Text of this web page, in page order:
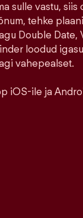
sulle vastu,
tehke
Double Date,
loodud
vahepealset.
iOS-ile ja